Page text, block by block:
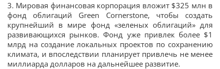
3. Мировая финансовая корпорация вложит $325 млн в
фонд облигаций Green Cornerstone, чтобы создать
крупнейший в мире фонд «зеленых облигаций» для
развивающихся рынков. Фонд уже привлек более $1
млрд на создание локальных проектов по сохранению
климата, и впоследствии планирует привлечь не менее
миллиарда долларов на дальнейшее развитие.